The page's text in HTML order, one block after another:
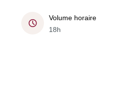
Volume horaire
18h